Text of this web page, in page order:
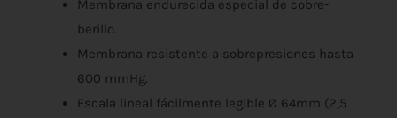
Membrana endurecida especial de cobre-
berilio.
Membrana resistente a sobrepresiones hasta
600 mmHg.
Escala lineal fácilmente legible Ø 64mm (2,5